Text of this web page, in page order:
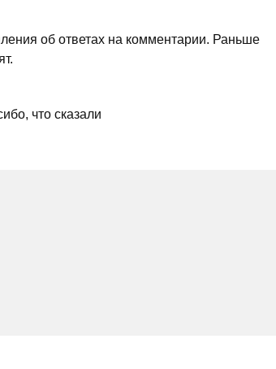
об ответах на комментарии. Раньше
что сказали